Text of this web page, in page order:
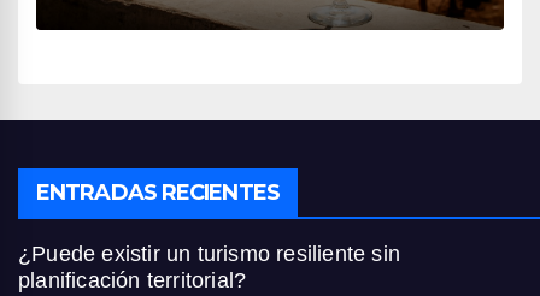
ENTRADAS RECIENTES
¿Puede existir un turismo resiliente sin
planificación territorial?